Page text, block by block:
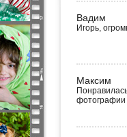
Вадим
Игорь,
Максим
фотографии